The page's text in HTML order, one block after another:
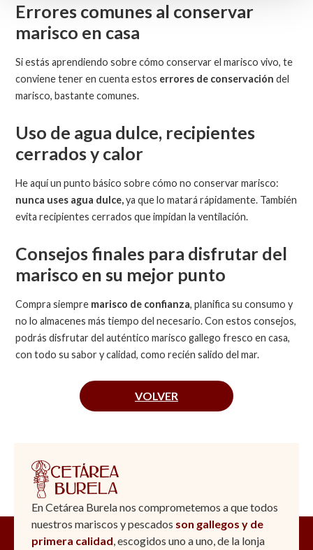
Errores comunes al conservar
marisco en casa
Si estás aprendiendo sobre cómo conservar el marisco vivo, te
conviene tener en cuenta estos errores de conservación del
marisco, bastante comunes.
Uso de agua dulce, recipientes
cerrados y calor
He aquí un punto básico sobre cómo no conservar marisco:
nunca uses agua dulce,ya que lo matará rápidamente. También
evita recipientes cerrados que impidan la ventilación.
Consejos finales para disfrutar del
marisco en su mejor punto
Compra siempre marisco de confianza, planifica su consumo y
no lo almacenes más tiempo del necesario. Con estos consejos,
podrás disfrutar del auténtico marisco gallego fresco en casa,
con todo su sabor y calidad, como recién salido del mar.
VOLVER
En Cetárea Burela nos comprometemos a que todos
nuestros mariscos y pescados son gallegos y de
primera calidad, escogidos uno a uno, de la lonja